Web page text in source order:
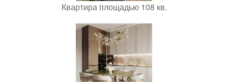
Квартира площадью 108 кв.